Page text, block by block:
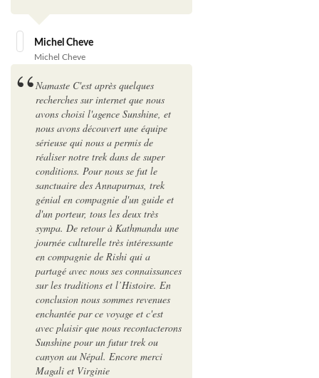
Michel Cheve
Michel Cheve
Namaste C'est après quelques
recherches sur internet que nous
avons choisi l'agence Sunshine, et
nous avons découvert une équipe
sérieuse qui nous a permis de
réaliser notre trek dans de super
conditions. Pour nous se fut le
sanctuaire des Annapurnas, trek
génial en compagnie d'un guide et
d'un porteur, tous les deux très
sympa. De retour à Kathmandu une
journée culturelle très intéressante
en compagnie de Rishi qui a
partagé avec nous ses connaissances
sur les traditions et l’Histoire. En
conclusion nous sommes revenues
enchantée par ce voyage et c'est
avec plaisir que nous recontacterons
Sunshine pour un futur trek ou
canyon au Népal. Encore merci
Magali et Virginie